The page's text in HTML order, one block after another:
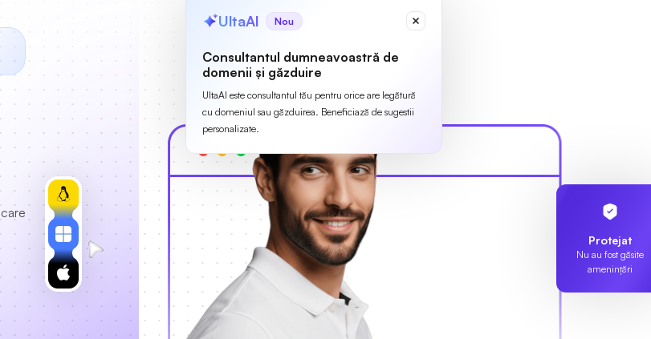
UltaAI Nou
Consultantul dumneavoastră de
domenii și găzduire
UltaAI este consultantul tău pentru orice are legătură
cu domeniul sau găzduirea. Beneficiază de sugestii
personalizate.
Protejat
Nu au fost găsite
amenințări